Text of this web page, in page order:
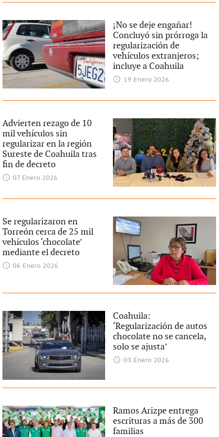
¡No se deje engañar!
Concluyó sin prórroga la
regularización de
vehículos extranjeros;
incluye a Coahuila
19 Enero 2026
Advierten rezago de 10
mil vehículos sin
regularizar en la región
Sureste de Coahuila tras
fin de decreto
07 Enero 2026
Se regularizaron en
Torreón cerca de 25 mil
vehículos ‘chocolate’
mediante el decreto
06 Enero 2026
Coahuila:
‘Regularización de autos
chocolate no se cancela,
solo se ajusta’
03 Enero 2026
Ramos Arizpe entrega
escrituras a más de 300
familias